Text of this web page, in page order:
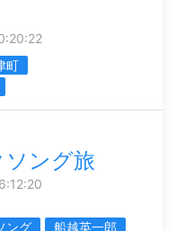
町
ソング旅
ング
船越英一郎